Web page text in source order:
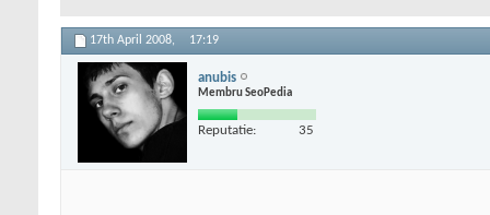
17th April 2008, 17:19
anubis
Membru SeoPedia
Reputatie: 35